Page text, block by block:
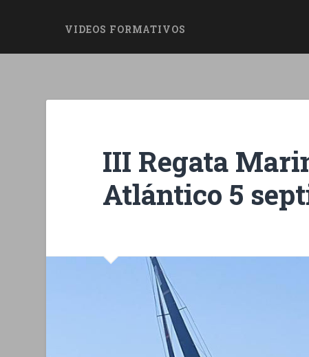
VIDEOS FORMATIVOS
III Regata
Atlántico 5